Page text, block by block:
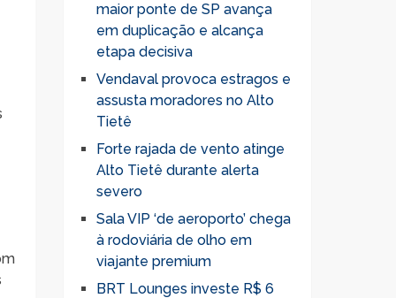
maior ponte de SP avança
em duplicação e alcança
etapa decisiva
Vendaval provoca estragos e
assusta moradores no Alto
Tietê
Forte rajada de vento atinge
Alto Tietê durante alerta
severo
Sala VIP ‘de aeroporto’ chega
à rodoviária de olho em
viajante premium
BRT Lounges investe R$ 6